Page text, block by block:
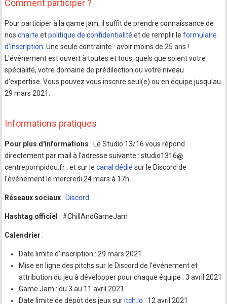
Comment participer ?
Pour participer à la qame jam, il suffit de prendre connaissance de
noscharte etpolitique de confidentialité et de remplir leformulaire
d'inscription. Une seule contrainte : avoir moins de 25 ans !
L'événement est ouvert à toutes et tous, quels que soient votre
spécialité, votre domaine de prédilection ou votre niveau
d'expertise. Vous pouvez vous inscrire seul(e) ou en équipe jusqu'au
29 mars 2021.
Informations pratiques
Pour plus d'informations : Le Studio 13/16 vous répond
directement par mail à l'adresse suivante : studio1316
centrepompidou.fr ; et sur lecanal dédié sur le Discord de
l'événement le mercredi 24 mars à 17h.
Réseaux sociaux : Discord
Hashtag officiel : #ChillAndGameJam
Calendrier :
Date limite d'inscription : 29 mars 2021
Mise en ligne des pitchs sur le Discord de l'événement et
attribution du jeu à développer pour chaque équipe : 3 avril 2021
Game Jam : du 3 au 11 avril 2021
Date limite de dépôt des jeux suritch.io : 12 avril 2021